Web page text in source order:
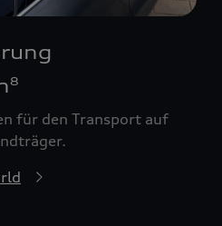
8
für den Transport auf